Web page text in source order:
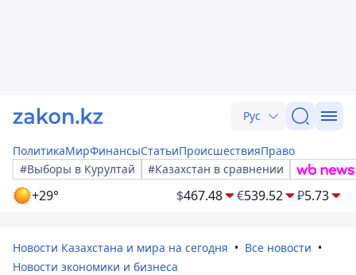
Рус
ПолитикаМирФинансыСтатьиПроисшествияПраво
#Выборы в Курултай
#Казахстан в сравнении
+29° $467.48 €539.52 ₽5.73
Новости Казахстана и мира на сегодня
Все новости
Новости экономики и бизнеса